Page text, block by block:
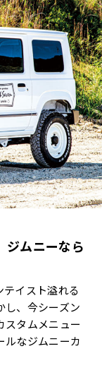
ジムニーなら
イスト溢れる
し、今シーズン
スタムメニュー
ルなジムニーカ